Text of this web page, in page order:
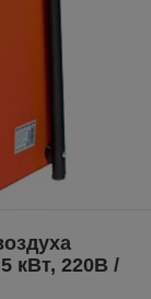
кВт, 220В /